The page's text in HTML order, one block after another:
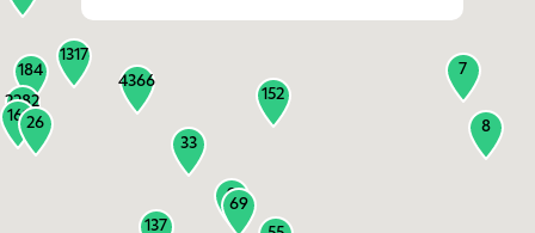
69
137
2282
8
4366
184
33
7
152
1317
26
9
161